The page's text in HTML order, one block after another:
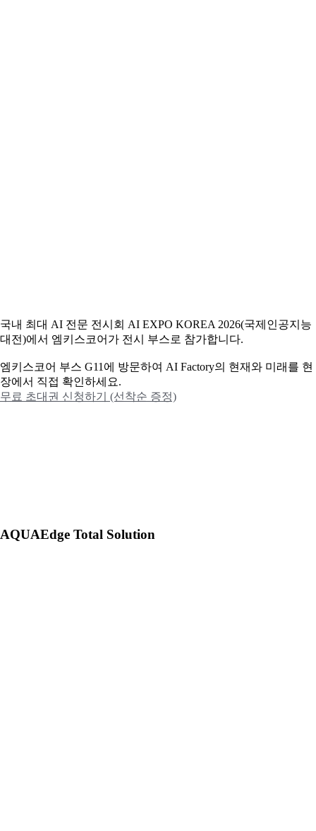
국내 최대 AI 전문 전시회 AI EXPO KOREA 2026(국제인공지능
대전)에서 엠키스코어가 전시 부스로 참가합니다.
엠키스코어 부스 G11에 방문하여 AI Factory의 현재와 미래를 현
장에서 직접 확인하세요.
무료 초대권 신청하기 (선착순 증정)
AQUAEdge Total Solution